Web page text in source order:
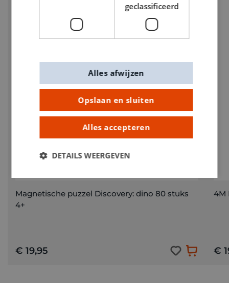
Magnetische puzzel Discovery: dino 80 stuks
4+
€ 19,95
4M
€
geclassificeerd
Opslaan en sluiten
Alles accepteren
Alles afwijzen
DETAILS WEERGEVEN